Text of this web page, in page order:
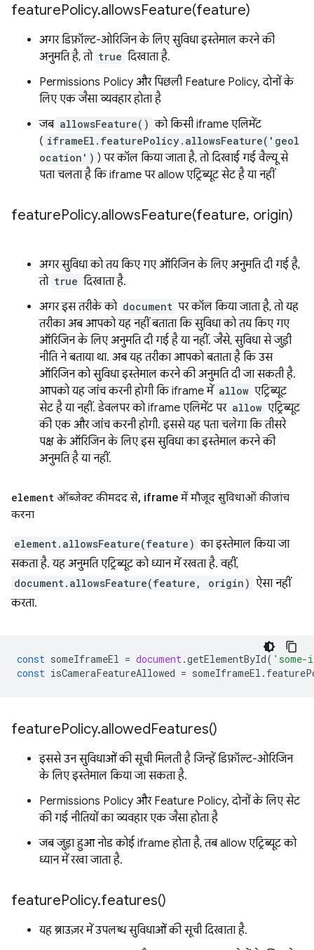
featurePolicy.allowsFeature(feature)
अगर डिफ़ॉल्ट-ओरिजिन के लिए सुविधा इस्तेमाल करने की
अनुमति है, तो true दिखाता है.
Permissions Policy और पिछली Feature Policy, दोनों के
लिए एक जैसा व्यवहार होता है
जब allowsFeature() को किसी iframe एलिमेंट
( iframeEl.featurePolicy.allowsFeature('geol
ocation') ) पर कॉल किया जाता है, तो दिखाई गई वैल्यू से
पता चलता है कि iframe पर allow एट्रिब्यूट सेट है या नहीं
featurePolicy.allowsFeature(feature, origin)
अगर सुविधा को तय किए गए ऑरिजिन के लिए अनुमति दी गई है,
तो true दिखाता है.
अगर इस तरीके को document पर कॉल किया जाता है, तो यह
तरीका अब आपको यह नहीं बताता कि सुविधा को तय किए गए
ऑरिजिन के लिए अनुमति दी गई है या नहीं. जैसे, सुविधा से जुड़ी
नीति ने बताया था. अब यह तरीका आपको बताता है कि उस
ऑरिजिन को सुविधा इस्तेमाल करने की अनुमति दी जा सकती है.
आपको यह जांच करनी होगी कि iframe में allow एट्रिब्यूट
सेट है या नहीं. डेवलपर को iframe एलिमेंट पर allow एट्रिब्यूट
की एक और जांच करनी होगी. इससे यह पता चलेगा कि तीसरे
पक्ष के ऑरिजिन के लिए इस सुविधा का इस्तेमाल करने की
अनुमति है या नहीं.
element ऑब्जेक्ट की मदद से, iframe में मौजूद सुविधाओं की जांच
करना
element.allowsFeature(feature) का इस्तेमाल किया जा
सकता है. यह अनुमति एट्रिब्यूट को ध्यान में रखता है. वहीं,
document.allowsFeature(feature, origin) ऐसा नहीं
करता.
const someIframeEl = document .getElementById(
const isCameraFeatureAllowed = someIframeEl .
featurePolicy.allowedFeatures()
इससे उन सुविधाओं की सूची मिलती है जिन्हें डिफ़ॉल्ट-ओरिजिन
के लिए इस्तेमाल किया जा सकता है.
Permissions Policy और Feature Policy, दोनों के लिए सेट
की गई नीतियों का व्यवहार एक जैसा होता है
जब जुड़ा हुआ नोड कोई iframe होता है, तब allow एट्रिब्यूट को
ध्यान में रखा जाता है.
featurePolicy.features()
यह ब्राउज़र में उपलब्ध सुविधाओं की सूची दिखाता है.